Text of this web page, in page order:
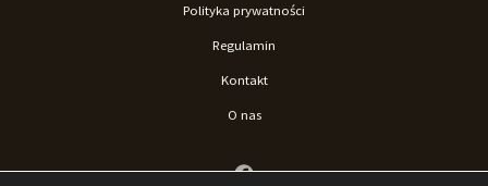
Polityka prywatności
Regulamin
Kontakt
O nas